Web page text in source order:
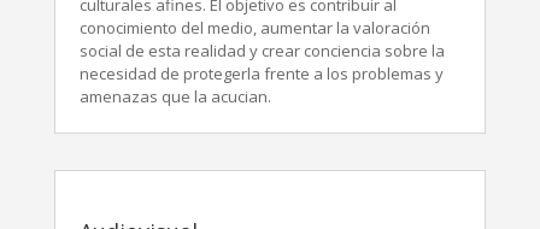
culturales afines. El objetivo es contribuir al
conocimiento del medio, aumentar la valoración
social de esta realidad y crear conciencia sobre la
necesidad de protegerla frente a los problemas y
amenazas que la acucian.